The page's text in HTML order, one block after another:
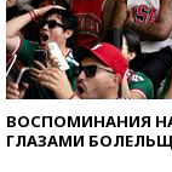
ВОСПОМИНАНИЯ
ГЛАЗАМИ